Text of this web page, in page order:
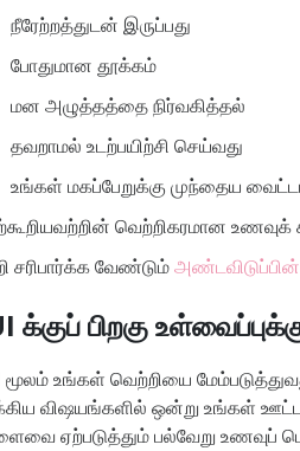
நீரேற்றத்துடன் இருப்பது
போதுமான தூக்கம்
மன அழுத்தத்தை நிர்வகித்தல்
தவறாமல் உடற்பயிற்சி செய்வது
உங்கள் மகப்பேறுக்கு முந்தைய
வெற்றிகரமான
சரிபார்க்க வேண்டும்
க்குப் பிறகு
மூலம் உங்கள் வெற்றியை
விஷயங்களில் ஒன்று உங்கள்
ஏற்படுத்தும் பல்வேறு உணவுப்